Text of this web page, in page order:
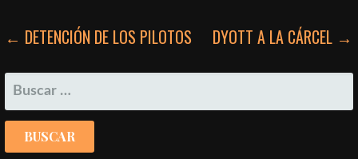
NAVEGACIÓN
DE
ENTRADAS
← DETENCIÓN DE LOS PILOTOS DYOTT A LA CÁRCEL →
BUSCAR: